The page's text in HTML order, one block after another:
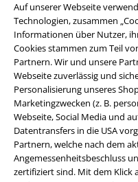
Auf unserer Webseite
Technologien, zusammen
Informationen über Nutzer,
Cookies stammen zum Teil
Partnern. Wir und unsere
Webseite zuverlässig und
Personalisierung unseres
Marketingzwecken (z. B.
Webseite, Social Media und
Datentransfers in die USA
Partnern, welche nach dem
Angemessenheitsbeschluss
zertifiziert sind. Mit dem Klick
Rechtliches
AGB
Impressum
Datenschutz
Entsorgung und